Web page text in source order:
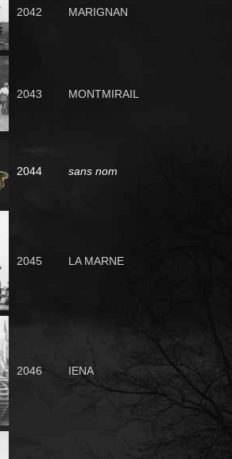
2042 MARIGNAN
2043 MONTMIRAIL
2044 sans nom
2045 LA MARNE
2046 IENA